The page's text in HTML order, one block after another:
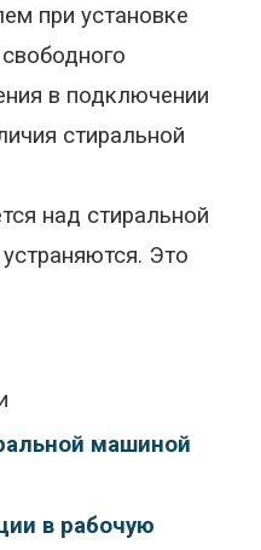
при установке
в подключении
стиральной
над стиральной
Это
машиной
в рабочую